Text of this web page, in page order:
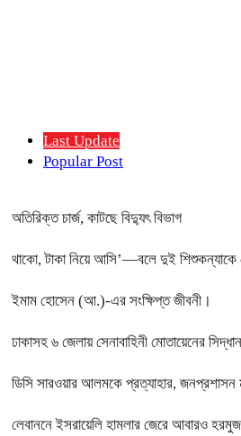
Last Update
Popular Post
অতিরিক্ত চার্জ, কাটছে বিদ্যুৎ বিভাগ
থাকো, টাকা নিয়ে আসি’—বলে দুই শিশুকন্যাকে
ইমাম হোসেন (আ.)-এর সংক্ষিপ্ত জীবনী।
ঢাকাসহ ৬ জেলায় সেনাবাহিনী মোতায়েনের
ডিসি সারওয়ার আলমকে প্রত্যাহার, জনপ্রশাসন
লেবাননে ইসরায়েলি হামলার জেরে আবারও